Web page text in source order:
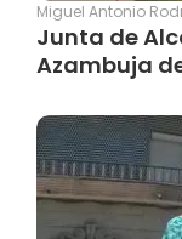
Miguel Antonio
Junta de
Azambuja